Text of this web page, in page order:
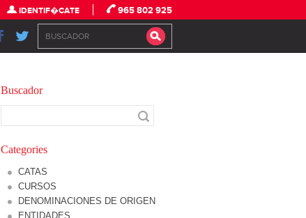
965 802 925
IDENTIF�CATE
Buscador
Categories
CATAS
CURSOS
DENOMINACIONES DE ORIGEN
ENTIDADES